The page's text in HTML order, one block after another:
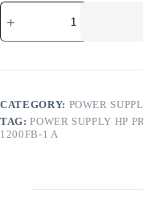
POWER
SUPPLY
HP
DPS-
1200FB-
1
CATEGORY: POWER
TAG:POWER SUPPLY HP
1200FB-1 A